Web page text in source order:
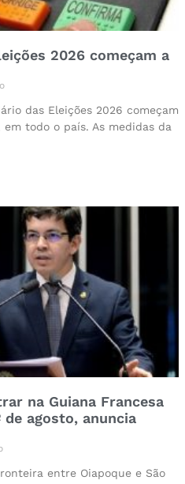
2026 começam a
das Eleições 2026 começam
todo o país. As medidas da
na Guiana Francesa
agosto, anuncia
entre Oiapoque e São